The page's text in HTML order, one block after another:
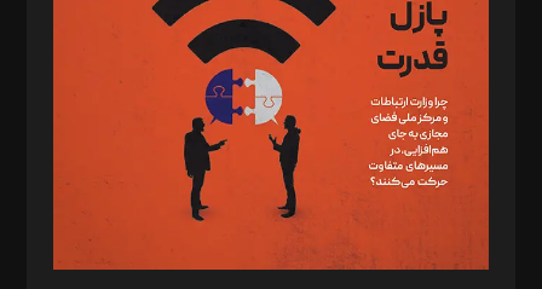
مصطفی مسجدی آرانی، ابوالفضل رجبی، زهرا فکرانه، فائزه فتحی
رستمی،مصطفی باستان
ویرایش: نگار استاد‌‌آقا
طراح یونیفرم: مجید توکلی
فیلمبرداری و عکاسی: امیر شفیعی، مانی لطفی زاده
گرافیک و صفحه‌آرایی: سید‌سبحان‌علی ثابت
مد‌یر توسعه تجاری: کامبیز برید‌
امور مالی: شاپور رهبری، محمد‌ کاظمی‌نیا